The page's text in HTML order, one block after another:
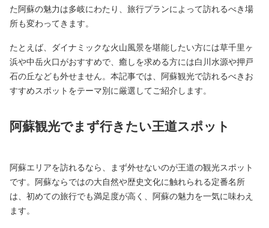
た阿蘇の魅力は多岐にわたり、旅行プランによって訪れるべき場
所も変わってきます。
たとえば、ダイナミックな火山風景を堪能したい方には草千里ヶ
浜や中岳火口がおすすめで、癒しを求める方には白川水源や押戸
石の丘なども外せません。本記事では、阿蘇観光で訪れるべきお
すすめスポットをテーマ別に厳選してご紹介します。
阿蘇観光でまず行きたい王道スポット
阿蘇エリアを訪れるなら、まず外せないのが王道の観光スポット
です。阿蘇ならではの大自然や歴史文化に触れられる定番名所
は、初めての旅行でも満足度が高く、阿蘇の魅力を一気に味わえ
ます。